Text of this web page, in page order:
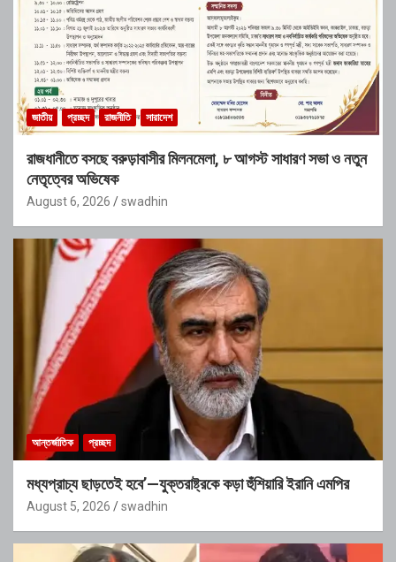
জাতীয় প্রচ্ছদ রাজনীতি সারাদেশ
রাজধানীতে বসছে বরুড়াবাসীর মিলনমেলা, ৮ আগস্ট সাধারণ সভা ও নতুন
নেতৃত্বের অভিষেক
August 6, 2026 swadhin
আন্তর্জাতিক প্রচ্ছদ
মধ্যপ্রাচ্য ছাড়তেই হবে’—যুক্তরাষ্ট্রকে কড়া হুঁশিয়ারি ইরানি এমপির
August 5, 2026 swadhin